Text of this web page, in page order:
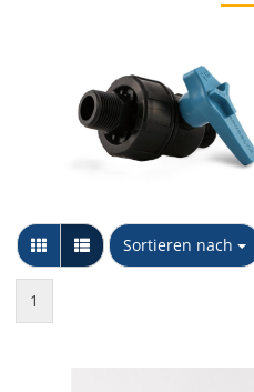
Sortieren nach
Sortieren nach
1